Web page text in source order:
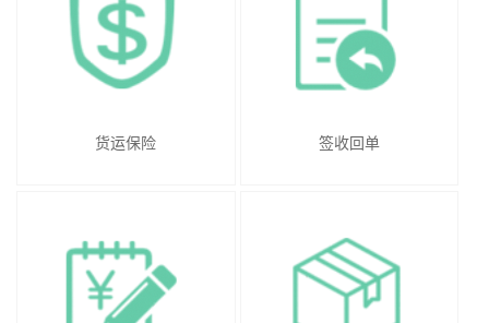
货运保险 签收回单